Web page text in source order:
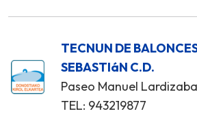
TECNUN DE
SEBASTIáN C.D.
Paseo Manuel
TEL: 943219877